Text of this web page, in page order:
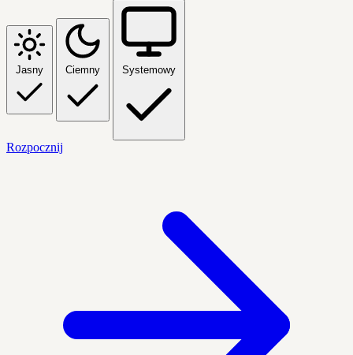
Jasny Ciemny Systemowy
Rozpocznij